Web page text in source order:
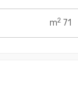
71 m
2